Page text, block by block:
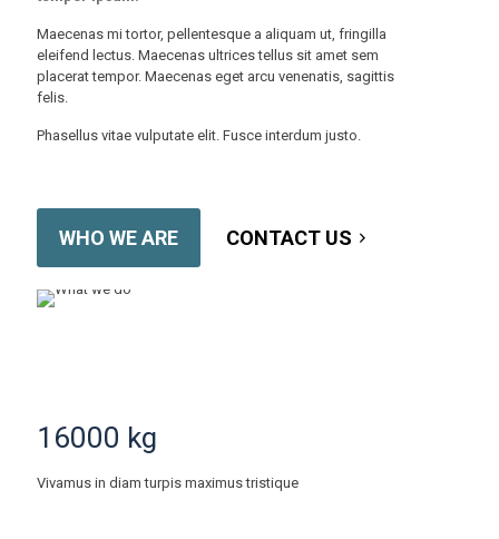
Maecenas mi tortor, pellentesque a aliquam ut, fringilla
eleifend lectus. Maecenas ultrices tellus sit amet sem
placerat tempor. Maecenas eget arcu venenatis, sagittis
felis.
Phasellus vitae vulputate elit. Fusce interdum justo.
WHO WE ARE CONTACT US
16000 kg
Vivamus in diam turpis maximus tristique